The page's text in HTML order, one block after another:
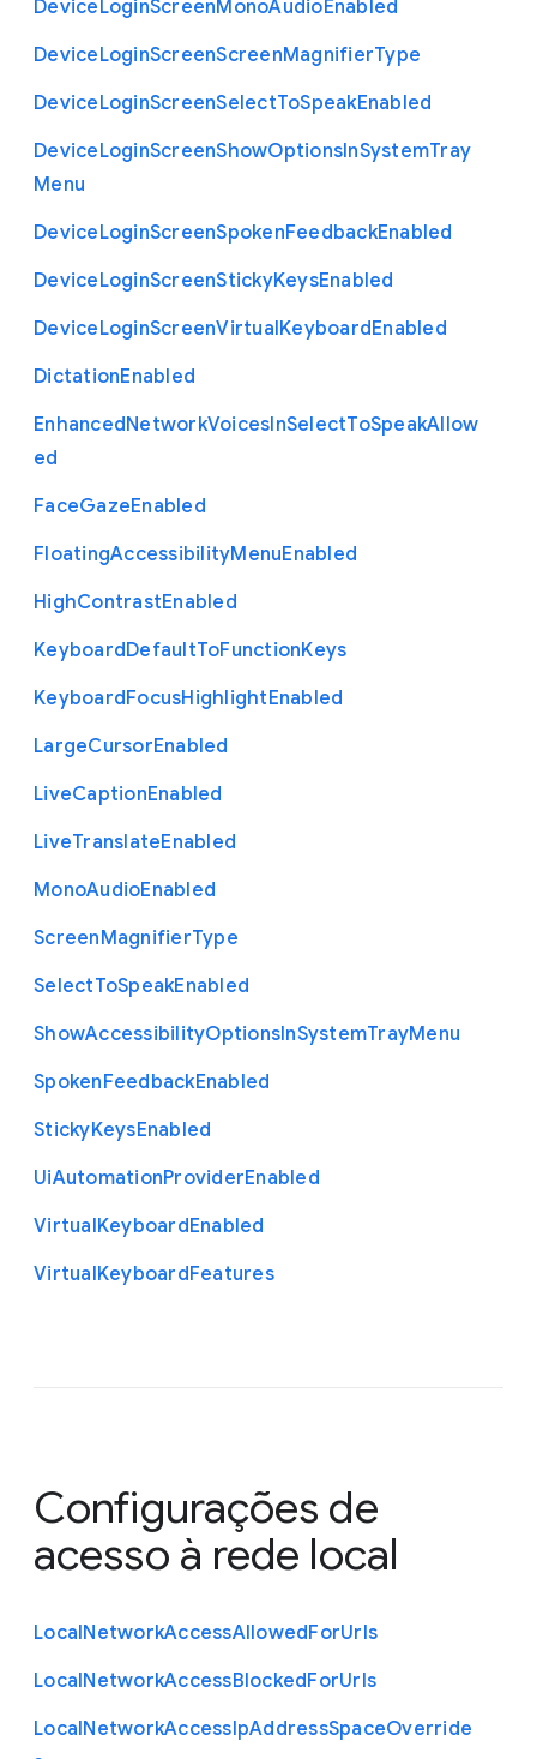
DeviceLoginScreenMonoAudioEnabled
DeviceLoginScreenScreenMagnifierType
DeviceLoginScreenSelectToSpeakEnabled
DeviceLoginScreenShowOptionsInSystemTray
Menu
DeviceLoginScreenSpokenFeedbackEnabled
DeviceLoginScreenStickyKeysEnabled
DeviceLoginScreenVirtualKeyboardEnabled
DictationEnabled
EnhancedNetworkVoicesInSelectToSpeakAllow
ed
FaceGazeEnabled
FloatingAccessibilityMenuEnabled
HighContrastEnabled
KeyboardDefaultToFunctionKeys
KeyboardFocusHighlightEnabled
LargeCursorEnabled
LiveCaptionEnabled
LiveTranslateEnabled
MonoAudioEnabled
ScreenMagnifierType
SelectToSpeakEnabled
ShowAccessibilityOptionsInSystemTrayMenu
SpokenFeedbackEnabled
StickyKeysEnabled
UiAutomationProviderEnabled
VirtualKeyboardEnabled
VirtualKeyboardFeatures
Configurações de
acesso à rede local
LocalNetworkAccessAllowedForUrls
LocalNetworkAccessBlockedForUrls
LocalNetworkAccessIpAddressSpaceOverride